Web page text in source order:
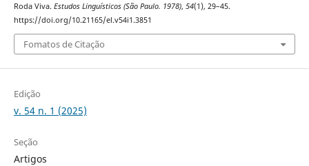
Roda Viva. Estudos Linguísticos (São Paulo. 1978), 54(1), 29–45.
https://doi.org/10.21165/el.v54i1.3851
Fomatos de Citação
Edição
v. 54 n. 1 (2025)
Seção
Artigos